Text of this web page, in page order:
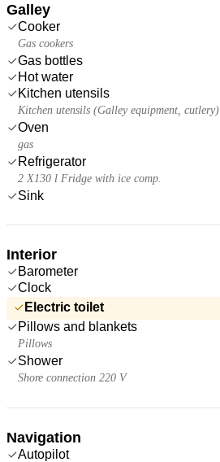
Galley
Cooker
Gas cookers
Gas bottles
Hot water
Kitchen utensils
Kitchen utensils (Galley equipment, cutlery)
Oven
gas
Refrigerator
2 X130 l Fridge with ice comp.
Sink
Interior
Barometer
Clock
Electric toilet
Pillows and blankets
Pillows
Shower
Shore connection 220 V
Navigation
Autopilot